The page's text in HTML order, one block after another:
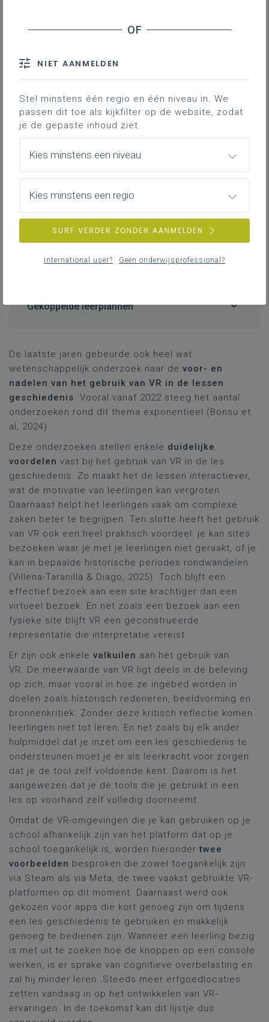
Meer lezen over VR in de les geschiedenis?
In steeds meer scholen kunnen
leerkrachten gebruik maken van VR-
brillen. Deze worden vaak gebruikt voor
nijverheidsvakken, maar ook voor het vak
geschiedenis kunnen VR-brillen ingezet
technologie waarbij gebruikers via een
headset ondergedompeld worden in een
digitale, driedimensionale omgeving
rondkijken, zich verplaatsen en vaak ook
interageren. Dit biedt kansen, maar stelt
leraren tegelijk voor nieuwe didactische
Gekoppelde leerplannen
De laatste jaren gebeurde ook heel wat
wetenschappelijk onderzoek naar de voor- en
nadelen van het gebruik van VR in de lessen
geschiedenis. Vooral vanaf 2022 steeg het aantal
onderzoeken rond dit thema exponentieel (Bonsu et.
al, 2024).
Deze onderzoeken stellen enkele duidelijke
voordelen vast bij het gebruik van VR in de les
geschiedenis. Zo maakt het de lessen interactiever,
wat de motivatie van leerlingen kan vergroten.
Daarnaast helpt het leerlingen vaak om complexe
zaken beter te begrijpen. Ten slotte heeft het gebruik
van VR ook een heel praktisch voordeel: je kan sites
bezoeken waar je met je leerlingen niet geraakt, of je
kan in bepaalde historische periodes rondwandelen
(Villena-Taranilla & Diago, 2025). Toch blijft een
effectief bezoek aan een site krachtiger dan een
virtueel bezoek. En net zoals een bezoek aan een
fysieke site blijft VR een geconstrueerde
representatie die interpretatie vereist.
Er zijn ook enkele valkuilen aan het gebruik van
VR. De meerwaarde van VR ligt deels in de beleving
op zich, maar vooral in hoe ze ingebed worden in
doelen zoals historisch redeneren, beeldvorming en
bronnenkritiek. Zonder deze kritisch reflectie komen
leerlingen niet tot leren. En net zoals bij elk ander
hulpmiddel dat je inzet om een les geschiedenis te
ondersteunen moet je er als leerkracht voor zorgen
dat je de tool zelf voldoende kent. Daarom is het
aangewezen dat je de tools die je gebruikt in een
les op voorhand zelf volledig doorneemt.
Omdat de VR-omgevingen die je kan gebruiken op je
school afhankelijk zijn van het platform dat op je
school toegankelijk is, worden hierondertwee
voorbeelden besproken die zowel toegankelijk zijn
via Steam als via Meta, de twee vaakst gebruikte VR-
platformen op dit moment. Daarnaast werd ook
gekozen voor apps die kort genoeg zijn om tijdens
een les geschiedenis te gebruiken en makkelijk
genoeg te bedienen zijn. Wanneer een leerling bezig
is met uit te zoeken hoe de knoppen op een console
werken, is er sprake van cognitieve overbelasting en
zal hij minder leren. Steeds meer erfgoedlocaties
zetten vandaag in op het ontwikkelen van VR-
ervaringen. In de toekomst kan dit lijstje dus
NIET AANMELDEN
Stel minstens één regio en één niveau in. We
passen dit toe als kijkfilter op de website, zodat
je de gepaste inhoud ziet.
Kies minstens een niveau
Kies minstens een regio
SURF VERDER ZONDER AANMELDEN
International user? Geen onderwijsprofessional?